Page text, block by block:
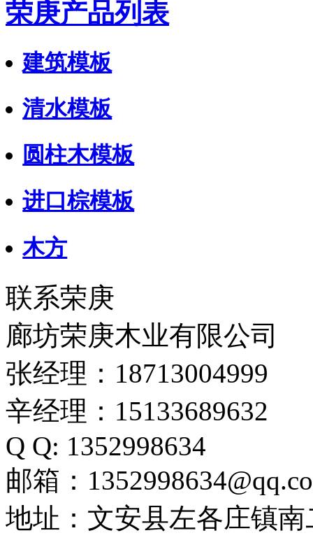
荣庚产品列表
建筑模板
清水模板
圆柱木模板
进口棕模板
木方
联系荣庚
廊坊荣庚木业有限公司
张经理：18713004999
辛经理：15133689632
Q Q: 1352998634
邮箱：
地址：文安县左各庄镇